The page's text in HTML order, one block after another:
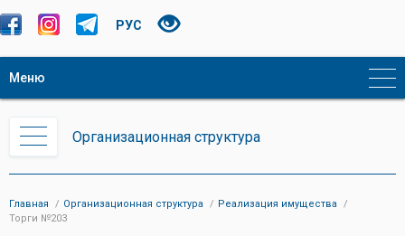
РУС
Меню
Организационная структура
Главная Организационная структура
Реализация имущества
Торги №203